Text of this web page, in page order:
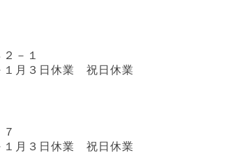
－１
１月３日休業 祝日休業
１月３日休業 祝日休業